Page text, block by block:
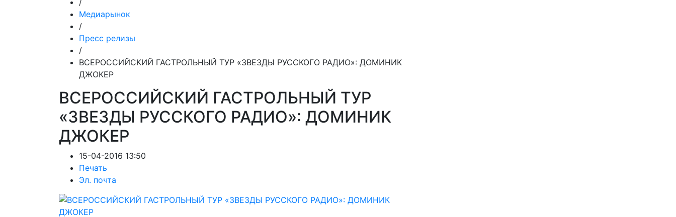
/
Медиарынок
/
Пресс релизы
/
ВСЕРОССИЙСКИЙ ГАСТРОЛЬНЫЙ ТУР «ЗВЕЗДЫ РУССКОГО РАДИО»: ДОМИНИК
ДЖОКЕР
ВСЕРОССИЙСКИЙ ГАСТРОЛЬНЫЙ ТУР
«ЗВЕЗДЫ РУССКОГО РАДИО»: ДОМИНИК
ДЖОКЕР
15-04-2016 13:50
Печать
Эл. почта